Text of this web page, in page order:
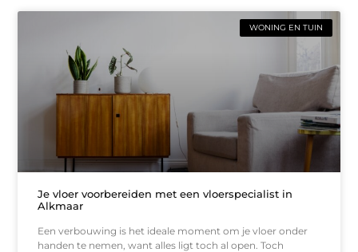
WONING EN TUIN
Je vloer voorbereiden met een vloerspecialist in
Alkmaar
Een verbouwing is het ideale moment om je vloer onder
handen te nemen, want alles ligt toch al open. Toch